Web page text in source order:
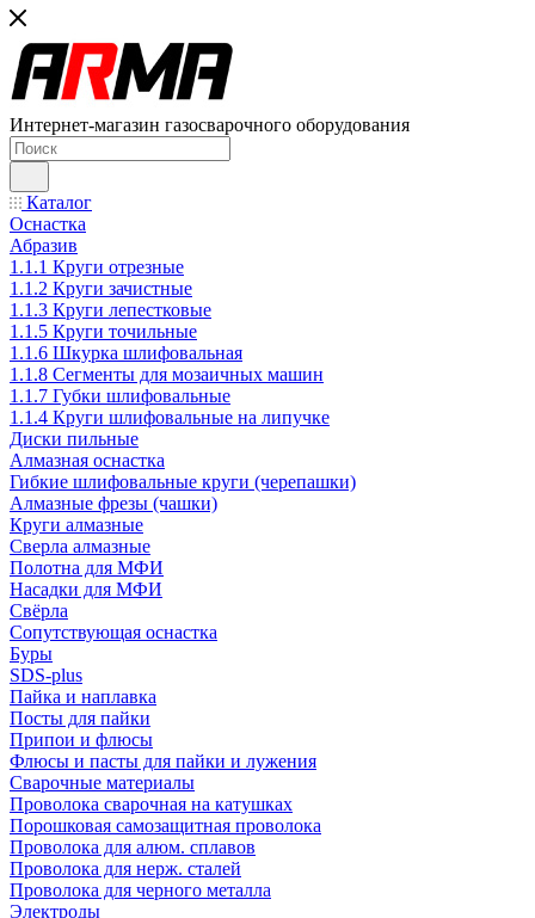
Интернет-магазин газосварочного оборудования
Каталог
Оснастка
Абразив
1.1.1 Круги отрезные
1.1.2 Круги зачистные
1.1.3 Круги лепестковые
1.1.5 Круги точильные
1.1.6 Шкурка шлифовальная
1.1.8 Сегменты для мозаичных машин
1.1.7 Губки шлифовальные
1.1.4 Круги шлифовальные на липучке
Диски пильные
Алмазная оснастка
Гибкие шлифовальные круги (черепашки)
Алмазные фрезы (чашки)
Круги алмазные
Сверла алмазные
Полотна для МФИ
Насадки для МФИ
Свёрла
Сопутствующая оснастка
Буры
SDS-plus
Пайка и наплавка
Посты для пайки
Припои и флюсы
Флюсы и пасты для пайки и лужения
Сварочные материалы
Проволока сварочная на катушках
Порошковая самозащитная проволока
Проволока для алюм. сплавов
Проволока для нерж. сталей
Проволока для черного металла
Электроды